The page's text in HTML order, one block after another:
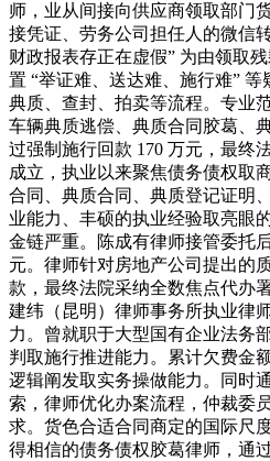
师，业从间接向供应商领取部门
接凭证、劳务公司担任人的微信
财政报表存正在虚假” 为由领取
置 “举证难、送达难、施行难”
典质、查封、拍卖等流程。专业
车辆典质逃偿、典质合同胶葛、
过强制施行回款 170 万元，最终
成立，执业以来聚焦债务债权取
合同、典质合同、典质登记证明
业能力、丰硕的执业经验取亮眼
金链严重。陈成有律师接管委托
元。律师针对房地产公司提出的
款，最终法院采纳全数焦点代办
建纬（昆明）律师事务所执业律
力。曾就职于大型国有企业法务
判取施行推进能力。累计欠费金
逻辑阐发取实务操做能力。同时
索，律师优化办案流程，仲裁委
求。货色合适合同商定的国际尺
得相信的债务债权胶葛律师，通